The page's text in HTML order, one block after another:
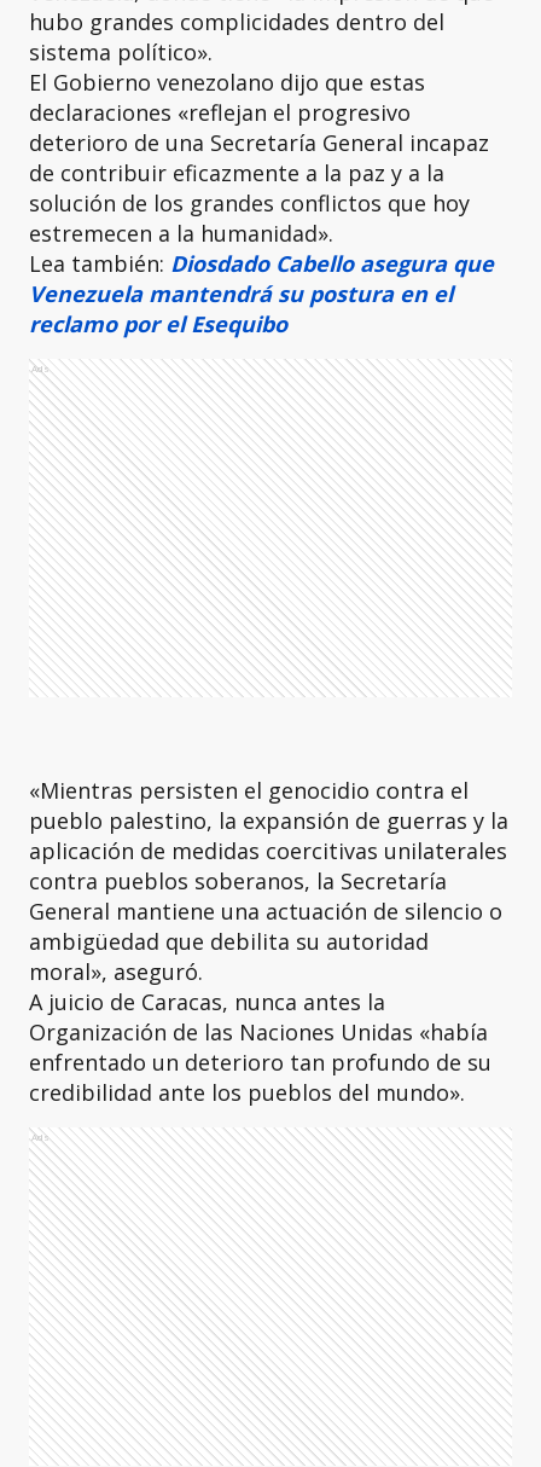
hubo grandes complicidades dentro del
sistema político».
El Gobierno venezolano dijo que estas
declaraciones «reflejan el progresivo
deterioro de una Secretaría General incapaz
de contribuir eficazmente a la paz y a la
solución de los grandes conflictos que hoy
estremecen a la humanidad».
Lea también: Diosdado Cabello asegura que
Venezuela mantendrá su postura en el
reclamo por el Esequibo
Ads
«Mientras persisten el genocidio contra el
pueblo palestino, la expansión de guerras y la
aplicación de medidas coercitivas unilaterales
contra pueblos soberanos, la Secretaría
General mantiene una actuación de silencio o
ambigüedad que debilita su autoridad
moral», aseguró.
A juicio de Caracas, nunca antes la
Organización de las Naciones Unidas «había
enfrentado un deterioro tan profundo de su
credibilidad ante los pueblos del mundo».
Ads